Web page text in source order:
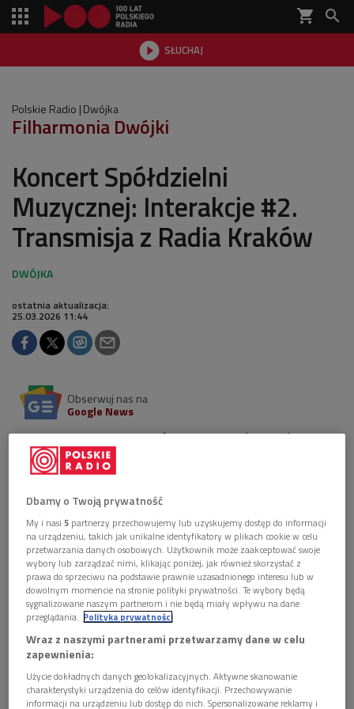
shopping_cart 
 SŁUCHAJ

Polskie Radio Dwójka
Filharmonia Dwójki
Koncert Spółdzielni
Muzycznej: Interakcje #2.
Transmisja z Radia Kraków
ostatnia aktualizacja:
25.03.2026 11:44
Obserwuj nas na
Google News
"Vintage" Nikolet Burzyńskiej to utwór zamówiony
przez Polskie Radio z okazji jego stulecia. Po raz
pierwszy zabrzmiał podczas koncertu Spółdzielni
znalazły się także kompozycje Mikela Urquiza
i Minasa Borboudakisa.
Dbamy o Twoją prywatność
My i nasi5 partnerzy przechowujemy lub uzyskujemy dostęp do informacji
na urządzeniu, takich jak unikalne identyfikatory w plikach cookie w celu
przetwarzania danych osobowych. Użytkownik może zaakceptować swoje
wybory lub zarządzać nimi, klikając poniżej, jak również skorzystać z
prawa do sprzeciwu na podstawie prawnie uzasadnionego interesu lub w
dowolnym momencie na stronie polityki prywatności. Te wybory będą
sygnalizowane naszym partnerom i nie będą miały wpływu na dane
przeglądania. Polityka prywatności
Wraz z naszymi partnerami przetwarzamy dane w celu
zapewnienia:
Użycie dokładnych danych geolokalizacyjnych. Aktywne skanowanie
charakterystyki urządzenia do celów identyfikacji. Przechowywanie
informacji na urządzeniu lub dostęp do nich. Spersonalizowane reklamy i